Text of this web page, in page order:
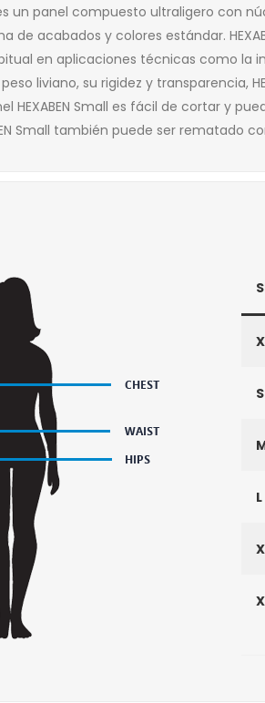
es un panel compuesto ultraligero con
de acabados y colores estándar.
en aplicaciones técnicas como la
liviano, su rigidez y transparencia,
HEXABEN Small es fácil de cortar y
Small también puede ser rematado
S
L